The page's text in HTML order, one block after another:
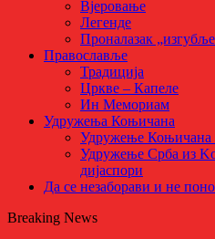
Вјеровање
Легенде
Проналазак
Православље
Традиција
Цркве – Капеле
Ин Мемориам
Удружења Коњичана
Удружење Коњичана
Удружење Срба из
дијаспори
Да се незаборави и не
Breaking News